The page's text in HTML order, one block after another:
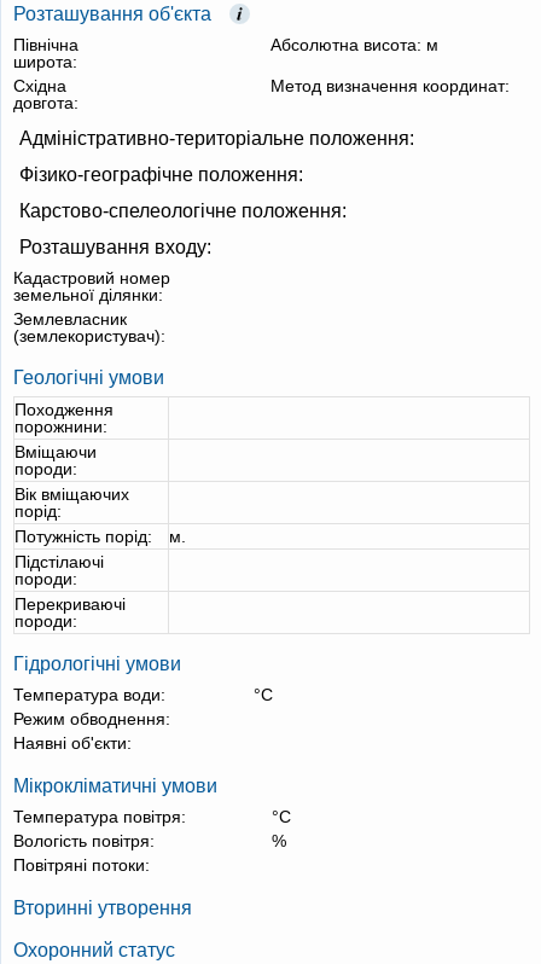
Розташування об'єкта
Північна
широта:
Абсолютна висота: м
Східна
довгота:
Метод визначення координат:
Адміністративно-територіальне положення:
Фізико-географічне положення:
Карстово-спелеологічне положення:
Розташування входу:
Кадастровий номер
земельної ділянки:
Землевласник
(землекористувач):
Геологічні умови
Походження
порожнини:
Вміщаючи
породи:
Вік вміщаючих
порід:
Потужність порід:
м.
Підстілаючі
породи:
Перекриваючі
породи:
Гідрологічні умови
Температура води:
°С
Режим обводнення:
Наявні об'єкти:
Мікрокліматичні умови
Температура повітря:
°С
Вологість повітря:
%
Повітряні потоки:
Вторинні утворення
Охоронний статус